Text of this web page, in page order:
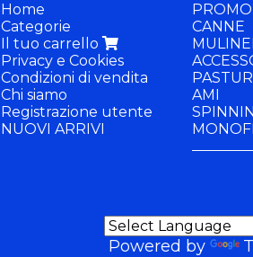
Home
Categorie
Il tuo carrello
Privacy e Cookies
Condizioni di vendita
Chi siamo
Registrazione utente
NUOVI ARRIVI
PROMO
CANNE
AMI
Powered by